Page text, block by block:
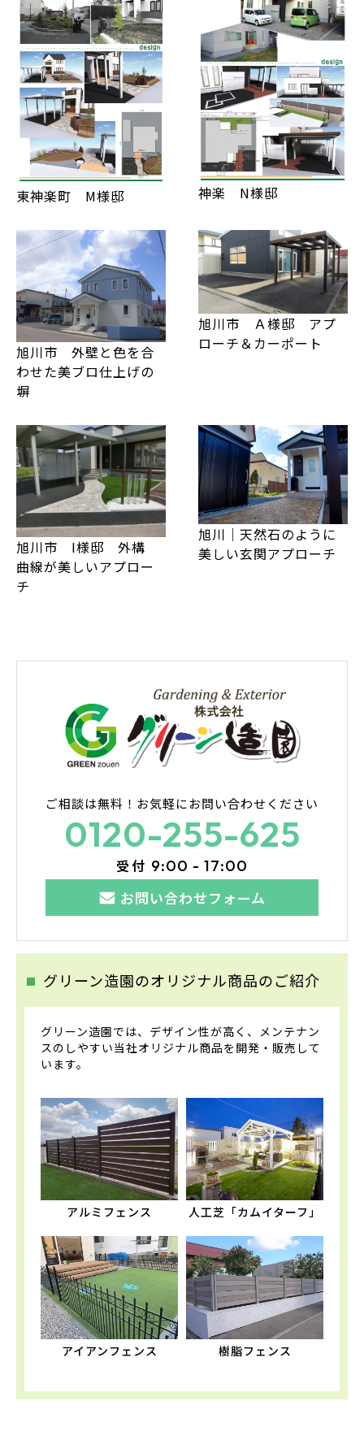
東神楽町 M様邸 神楽 N様邸
旭川市 外壁と色を合
わせた美ブロ仕上げの
塀
旭川市 Ａ様邸 アプ
ローチ＆カーポート
旭川市 I様邸 外構
曲線が美しいアプロー
チ
旭川｜天然石のように
美しい玄関アプローチ
ご相談は無料！ お気軽にお問い合わせください
0120-255-625
受付 9:00 - 17:00
お問い合わせフォーム
グリーン造園のオリジナル商品のご紹介
グリーン造園では、デザイン性が高く、メンテナン
スのしやすい当社オリジナル商品を開発・販売して
います。
アルミフェンス 人工芝「カムイターフ」
アイアンフェンス 樹脂フェンス